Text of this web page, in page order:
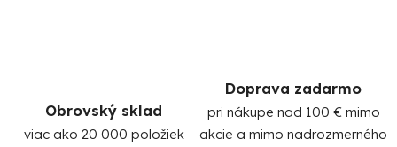
Obrovský sklad
viac ako 20 000 položiek
Doprava zadarmo
pri nákupe nad 100 € mimo
akcie a mimo nadrozmerného